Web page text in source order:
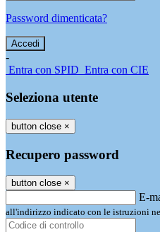
Password dimenticata?
-
Entra con SPID Entra con CIE
Seleziona utente
button close ×
Recupero password
button close ×
E-
all'indirizzo indicato con le istruzioni